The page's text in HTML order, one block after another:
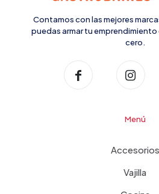
Contamos con las mejores
puedas armar tu
cero.
Menú
Accesorios
Vajilla